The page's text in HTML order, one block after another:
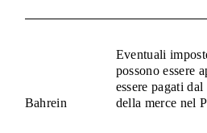
Bahrein
Eventuali
possono essere
essere pagati
della merce nel